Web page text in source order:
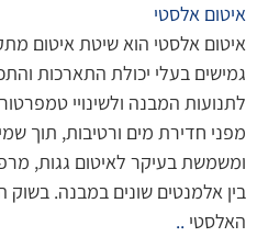
איטום אלסטי
איטום אלסטי הוא שיטת איטום
גמישים בעלי יכולת התארכות
לתנועות המבנה ולשינויי
מפני חדירת מים ורטיבות, תוך
ומשמשת בעיקר לאיטום גגות,
בין אלמנטים שונים במבנה. בשוק
האלסטי ..